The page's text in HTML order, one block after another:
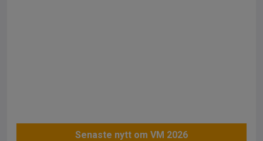
Senaste nytt om VM 2026